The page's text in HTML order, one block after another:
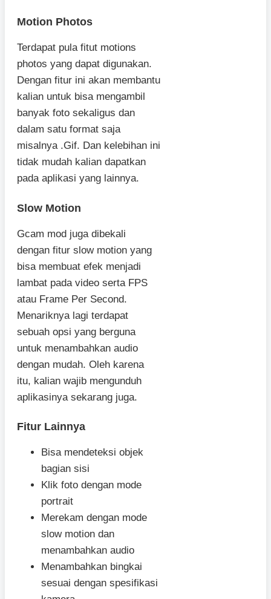
Motion Photos
Terdapat pula fitut motions
photos yang dapat digunakan.
Dengan fitur ini akan membantu
kalian untuk bisa mengambil
banyak foto sekaligus dan
dalam satu format saja
misalnya .Gif. Dan kelebihan ini
tidak mudah kalian dapatkan
pada aplikasi yang lainnya.
Slow Motion
Gcam mod juga dibekali
dengan fitur slow motion yang
bisa membuat efek menjadi
lambat pada video serta FPS
atau Frame Per Second.
Menariknya lagi terdapat
sebuah opsi yang berguna
untuk menambahkan audio
dengan mudah. Oleh karena
itu, kalian wajib mengunduh
aplikasinya sekarang juga.
Fitur Lainnya
Bisa mendeteksi objek
bagian sisi
Klik foto dengan mode
portrait
Merekam dengan mode
slow motion dan
menambahkan audio
Menambahkan bingkai
sesuai dengan spesifikasi